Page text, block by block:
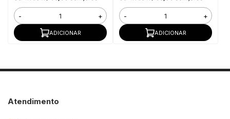
- +
ADICIONAR
- +
ADICIONAR
Atendimento